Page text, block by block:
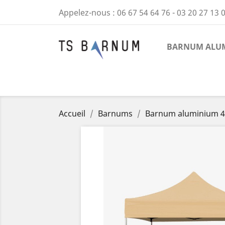
Appelez-nous : 06 67 54 64 76 - 03 20 27 13
BARNUM
Accueil Barnums Barnum aluminium